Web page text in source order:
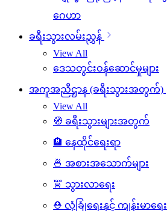
ဂေဟာ
ခရီးသွားလမ်းညွှန်
View All
ဒေသတွင်းဝန်ဆောင်မှုများ
အကူအညီဌာန (ခရီးသွားအတွက်)
View All
🧭 ခရီးသွားများအတွက်
🏨 နေထိုင်ရေးရာ
🍜 အစားအသောက်များ
🚖 သွားလာရေး
⛑️ လုံခြုံရေးနှင့် ကျန်းမာရေး